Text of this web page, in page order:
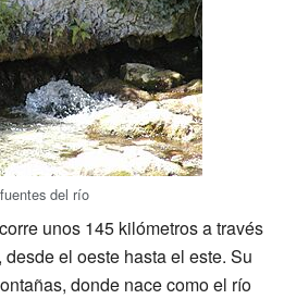
del río
unos 145 kilómetros a través
el oeste hasta el este. Su
donde nace como el río